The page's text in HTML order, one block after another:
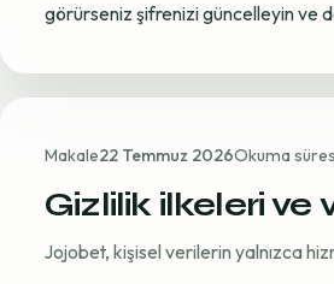
görürseniz şifrenizi güncelleyin ve
Makale22 Temmuz 2026Okuma
Gizlilik ilkeleri ve
Jojobet, kişisel verilerin yalnızca